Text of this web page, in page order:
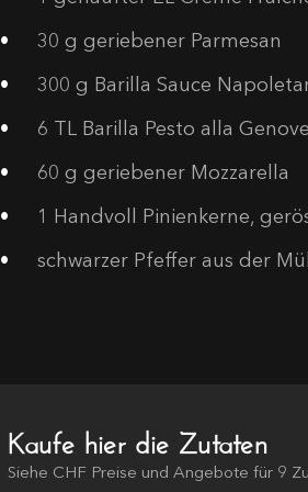
30 g geriebener Parmesan
300 g Barilla Sauce
6 TL Barilla Pesto alla
60 g geriebener Mozzarella
1 Handvoll Pinienkerne,
schwarzer Pfeffer aus der
Kaufe hier die Zutaten
Siehe CHF Preise und Angebote für 9